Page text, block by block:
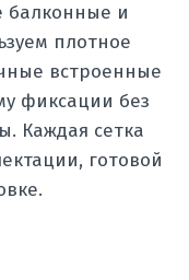
балконные и
плотное
встроенные
фиксации без
Каждая сетка
готовой